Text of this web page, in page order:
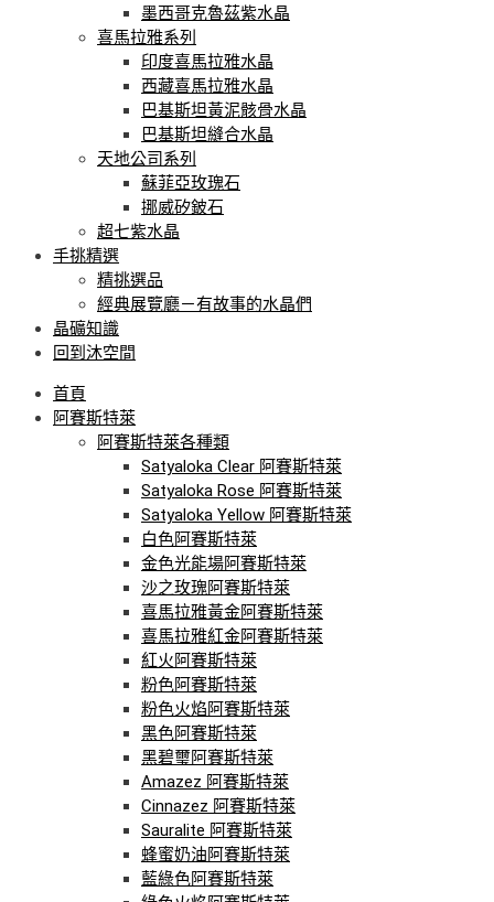
墨西哥克魯茲紫水晶
喜馬拉雅系列
印度喜馬拉雅水晶
西藏喜馬拉雅水晶
巴基斯坦黃泥骸骨水晶
巴基斯坦縫合水晶
天地公司系列
蘇菲亞玫瑰石
挪威矽鈹石
超七紫水晶
手挑精選
精挑選品
經典展覽廳－有故事的水晶們
晶礦知識
回到沐空間
首頁
阿賽斯特萊
阿賽斯特萊各種類
Satyaloka Clear 阿賽斯特萊
Satyaloka Rose 阿賽斯特萊
Satyaloka Yellow 阿賽斯特萊
白色阿賽斯特萊
金色光能場阿賽斯特萊
沙之玫瑰阿賽斯特萊
喜馬拉雅黃金阿賽斯特萊
喜馬拉雅紅金阿賽斯特萊
紅火阿賽斯特萊
粉色阿賽斯特萊
粉色火焰阿賽斯特萊
黑色阿賽斯特萊
黑碧璽阿賽斯特萊
Amazez 阿賽斯特萊
Cinnazez 阿賽斯特萊
Sauralite 阿賽斯特萊
蜂蜜奶油阿賽斯特萊
藍綠色阿賽斯特萊